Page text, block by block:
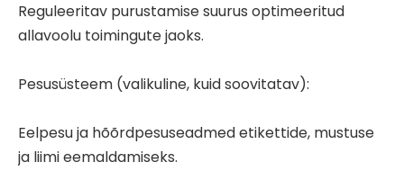
Reguleeritav purustamise suurus optimeeritud
allavoolu toimingute jaoks.
Pesusüsteem (valikuline, kuid soovitatav):
Eelpesu ja hõõrdpesuseadmed etikettide, mustuse
ja liimi eemaldamiseks.